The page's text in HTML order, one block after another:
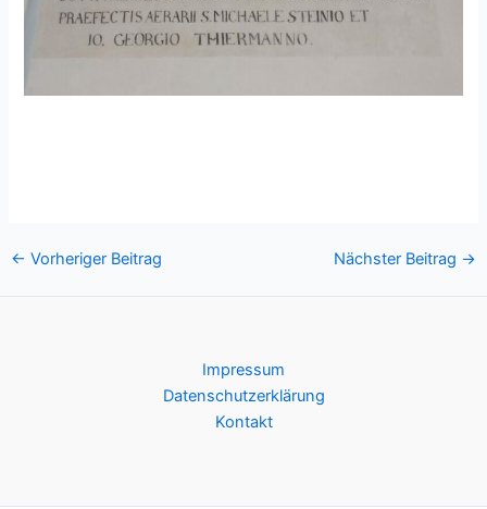
Post
← Vorheriger Beitrag Nächster Beitrag →
Impressum
Datenschutzerklärung
Kontakt